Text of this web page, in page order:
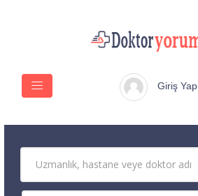
Giriş Yap